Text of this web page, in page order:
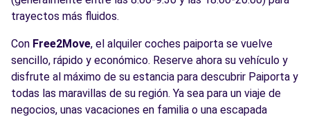
trayectos más fluidos.
Con Free2Move, el alquiler coches paiporta se vuelve
sencillo, rápido y económico. Reserve ahora su vehículo y
disfrute al máximo de su estancia para descubrir Paiporta y
todas las maravillas de su región. Ya sea para un viaje de
negocios, unas vacaciones en familia o una escapada